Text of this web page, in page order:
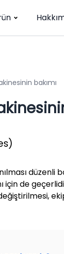
bakımı
düzenli
de